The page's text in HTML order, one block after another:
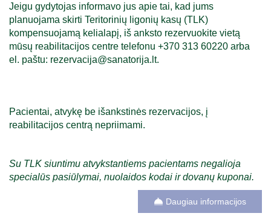
Jeigu gydytojas informavo jus apie tai, kad jums
planuojama skirti Teritorinių ligonių kasų (TLK)
kompensuojamą kelialapį, iš anksto rezervuokite vietą
mūsų reabilitacijos centre telefonu +370 313 60220 arba
el. paštu: rezervacija@sanatorija.lt.
Pacientai, atvykę be išankstinės rezervacijos, į
reabilitacijos centrą nepriimami.
Su TLK siuntimu atvykstantiems pacientams negalioja
specialūs pasiūlymai, nuolaidos kodai ir dovanų kuponai.
Daugiau informacijos